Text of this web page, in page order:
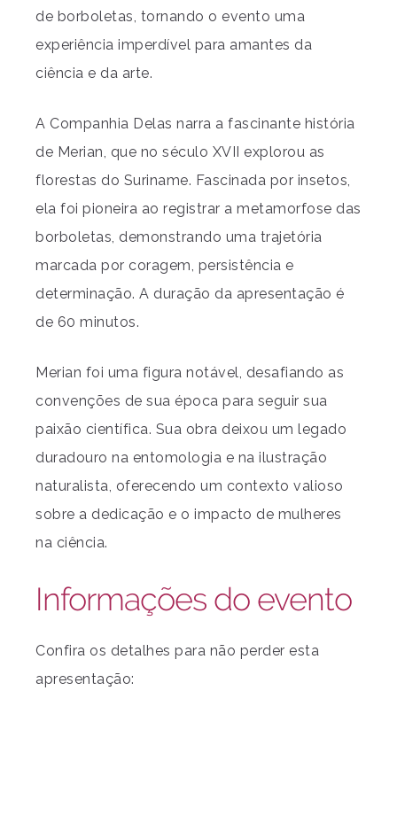
de borboletas, tornando o evento uma
experiência imperdível para amantes da
ciência e da arte.
A Companhia Delas narra a fascinante história
de Merian, que no século XVII explorou as
florestas do Suriname. Fascinada por insetos,
ela foi pioneira ao registrar a metamorfose das
borboletas, demonstrando uma trajetória
marcada por coragem, persistência e
determinação. A duração da apresentação é
de 60 minutos.
Merian foi uma figura notável, desafiando as
convenções de sua época para seguir sua
paixão científica. Sua obra deixou um legado
duradouro na entomologia e na ilustração
naturalista, oferecendo um contexto valioso
sobre a dedicação e o impacto de mulheres
na ciência.
Informações do evento
Confira os detalhes para não perder esta
apresentação: